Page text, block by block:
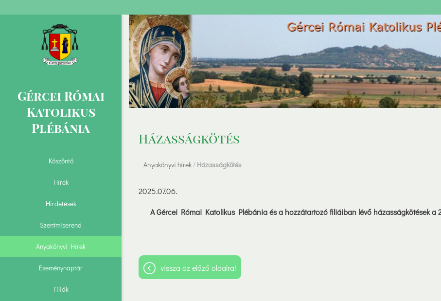
Gércei Római
Katolikus
Plébánia
Köszöntő
Hírek
Hirdetések
Szentmiserend
Anyakönyvi Hírek
Eseménynaptár
Filiák
Házasságkötés
Anyakönyvi hírek/ Házasságkötés
2025.07.06.
A Gércei Római Katolikus Plébánia és a hozzátartozó filiáiban lévő házasságkötések a
vissza az előző oldalra!